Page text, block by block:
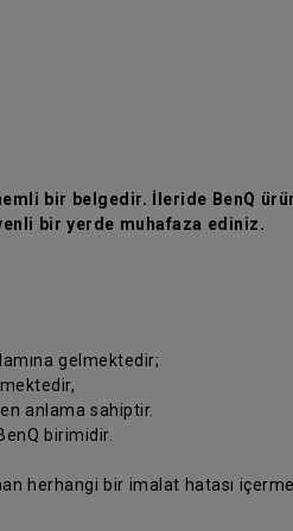
bir belgedir. İleride BenQ
bir yerde muhafaza ediniz.
gelmektedir;
anlama sahiptir.
birimidir.
herhangi bir imalat hatası